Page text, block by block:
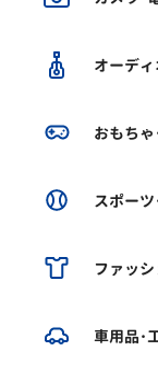
オーデ
おもち
スポー
ファッ
車用品･